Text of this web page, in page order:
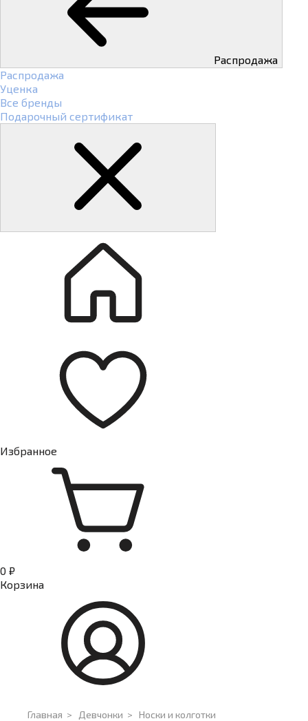
Распродажа
Распродажа
Уценка
Все бренды
Подарочный сертификат
Избранное
0 ₽
Корзина
Главная > Девчонки > Носки и колготки